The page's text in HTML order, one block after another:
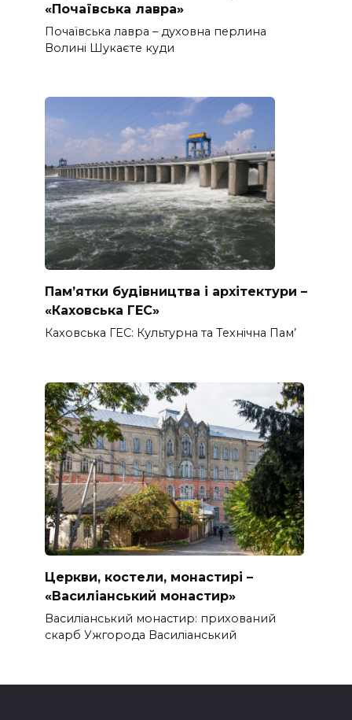
«Почаївська лавра»
Почаївська лавра – духовна перлина
Волині Шукаєте куди
Пам’ятки будівництва і архітектури –
«Каховська ГЕС»
Каховська ГЕС: Культурна та Технічна Пам’
Церкви, костели, монастирі –
«Василіанський монастир»
Василіанський монастир: прихований
скарб Ужгорода Василіанський